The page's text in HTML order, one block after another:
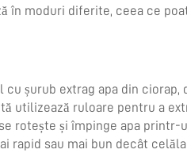
în moduri diferite, ceea ce
șurub extrag apa din ciorap,
utilizează ruloare pentru a
rotește și împinge apa printr-
rapid sau mai bun decât